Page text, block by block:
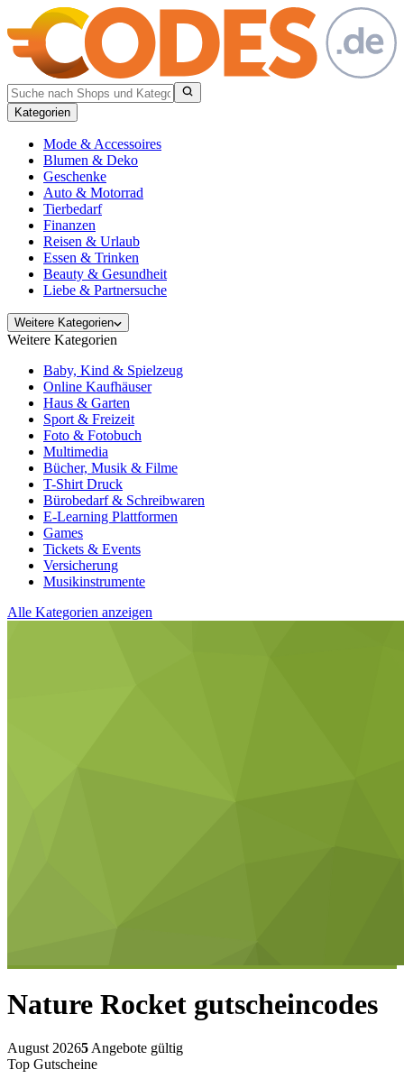
Kategorien
Mode & Accessoires
Blumen & Deko
Geschenke
Auto & Motorrad
Tierbedarf
Finanzen
Reisen & Urlaub
Essen & Trinken
Beauty & Gesundheit
Liebe & Partnersuche
Weitere Kategorien
Weitere Kategorien
Baby, Kind & Spielzeug
Online Kaufhäuser
Haus & Garten
Sport & Freizeit
Foto & Fotobuch
Multimedia
Bücher, Musik & Filme
T-Shirt Druck
Bürobedarf & Schreibwaren
E-Learning Plattformen
Games
Tickets & Events
Versicherung
Musikinstrumente
Alle Kategorien anzeigen
Nature Rocket gutscheincodes
August 20265Angebote gültig
Top Gutscheine